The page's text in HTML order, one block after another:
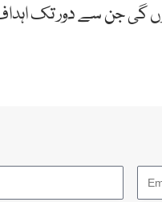
گی جن سے دور تک